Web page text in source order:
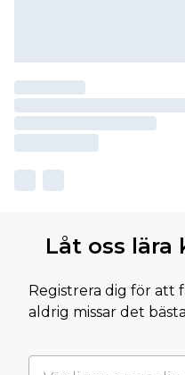
Låt oss lära
Registrera dig för att
aldrig missar det